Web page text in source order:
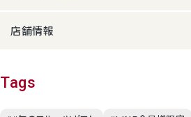
店舗情報
Tags